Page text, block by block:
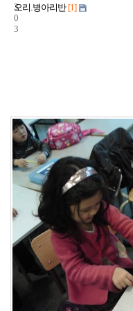
3
0
3
오리.병아리반 [1]